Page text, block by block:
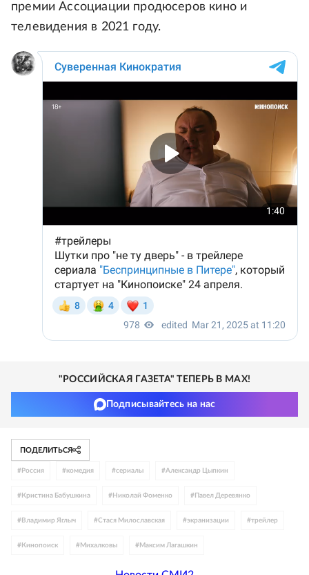
премии Ассоциации продюсеров кино и
телевидения в 2021 году.
"РОССИЙСКАЯ ГАЗЕТА" ТЕПЕРЬ В MAX!
Подписывайтесь на нас
ПОДЕЛИТЬСЯ
# Россия #комедия #сериалы #Александр Цыпкин
# Кристина Бабушкина # Николай Фоменко # Павел Деревянко
# Владимир Яглыч #Стася Милославская #экранизации #трейлер
# Кинопоиск # Михалковы # Максим Лагашкин